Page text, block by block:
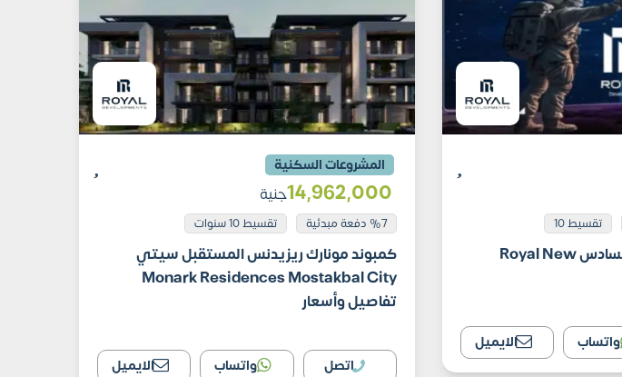
تقسيط 10
كمبوند رويال التجمع السادس Royal New
واتساب الايميل
المشروعات السكنية
14٬962٬000جنية
%7 دفعة مبدئية تقسيط 10 سنوات
كمبوند مونارك ريزيدنس المستقبل سيتي
Monark Residences Mostakbal City
تفاصيل وأسعار
اتصل واتساب الايميل